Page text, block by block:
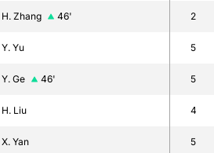
H. Zhang 46' 2
Y. Yu 5
Y. Ge 46' 5
H. Liu 4
X. Yan 5